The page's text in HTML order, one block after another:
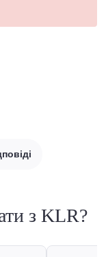
з KLR?